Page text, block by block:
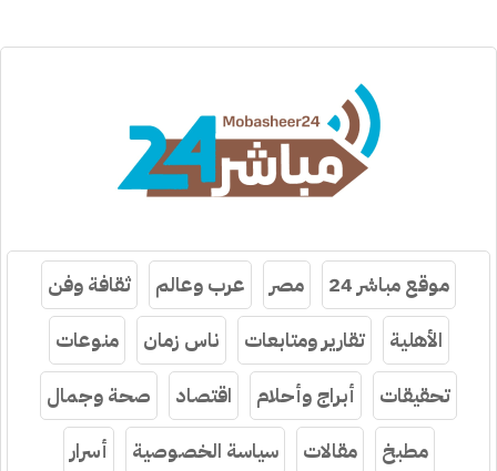
موقع مباشر 24 مصر عرب وعالم
ثقافة وفن
الأهلية
تقارير ومتابعات ناس زمان
منوعات
تحقيقات
أبراج وأحلام اقتصاد
صحة وجمال
مطبخ
مقالات سياسة الخصوصية أسرار